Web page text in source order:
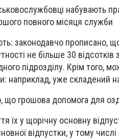
набувають
повного місяця служби
законодавчо прописано,
не більше 30
підрозділу. Крім того,
наприклад, уже складений
що грошова допомога для
їх у щорічну основну
відпустки, у тому